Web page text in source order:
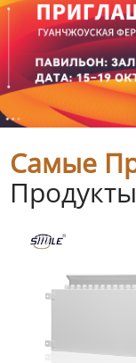
Самые
Продукты